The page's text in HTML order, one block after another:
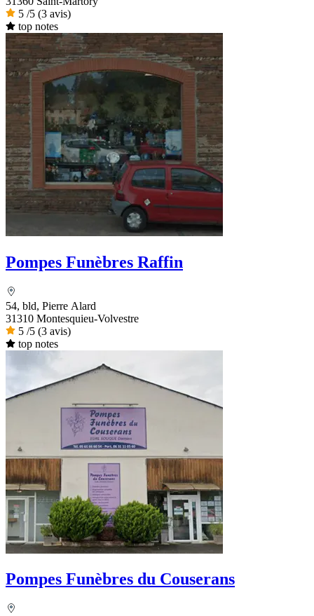
5 /5 (3 avis)
top notes
Pompes Funèbres Raffin
54, bld, Pierre Alard
31310 Montesquieu-Volvestre
5 /5 (3 avis)
top notes
Pompes Funèbres du Couserans